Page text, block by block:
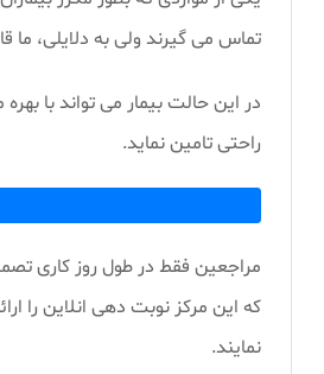
تماس می گیرند ولی به دلایلی، ما
در این حالت بیمار می تواند با
راحتی تامین نماید.
مراجعین فقط در طول روز کاری
که این مرکز نوبت دهی انلاین را
نمایند.